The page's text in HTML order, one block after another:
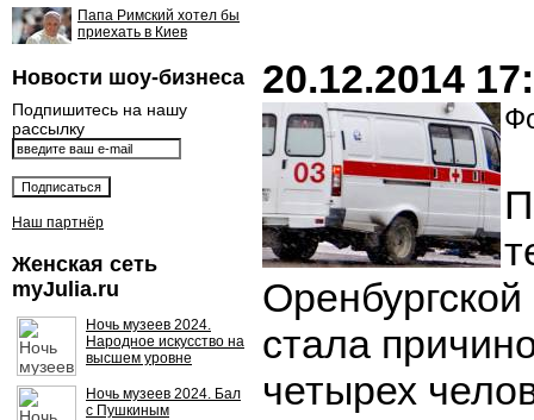
Папа Римский хотел бы
приехать в Киев
Новости шоу-бизнеса
Подпишитесь на нашу
рассылку
Наш партнёр
Женская сеть
myJulia.ru
Ночь музеев 2024.
Народное искусство на
высшем уровне
Ночь музеев 2024. Бал
с Пушкиным
20.12.2014
стала
четырех